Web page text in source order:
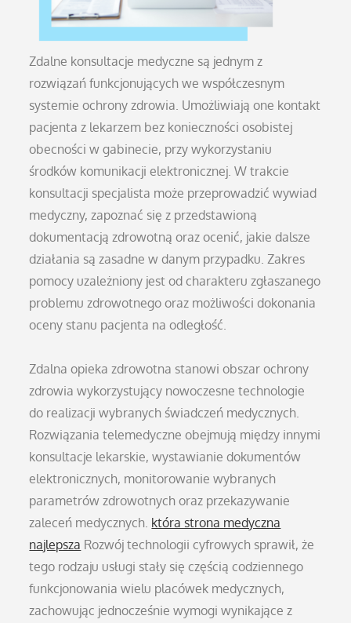
Zdalne konsultacje medyczne są jednym z
rozwiązań funkcjonujących we współczesnym
systemie ochrony zdrowia. Umożliwiają one kontakt
pacjenta z lekarzem bez konieczności osobistej
obecności w gabinecie, przy wykorzystaniu
środków komunikacji elektronicznej. W trakcie
konsultacji specjalista może przeprowadzić wywiad
medyczny, zapoznać się z przedstawioną
dokumentacją zdrowotną oraz ocenić, jakie dalsze
działania są zasadne w danym przypadku. Zakres
pomocy uzależniony jest od charakteru zgłaszanego
problemu zdrowotnego oraz możliwości dokonania
oceny stanu pacjenta na odległość.
Zdalna opieka zdrowotna stanowi obszar ochrony
zdrowia wykorzystujący nowoczesne technologie
do realizacji wybranych świadczeń medycznych.
Rozwiązania telemedyczne obejmują między innymi
konsultacje lekarskie, wystawianie dokumentów
elektronicznych, monitorowanie wybranych
parametrów zdrowotnych oraz przekazywanie
zaleceń medycznych. która strona medyczna
najlepsza Rozwój technologii cyfrowych sprawił, że
tego rodzaju usługi stały się częścią codziennego
funkcjonowania wielu placówek medycznych,
zachowując jednocześnie wymogi wynikające z